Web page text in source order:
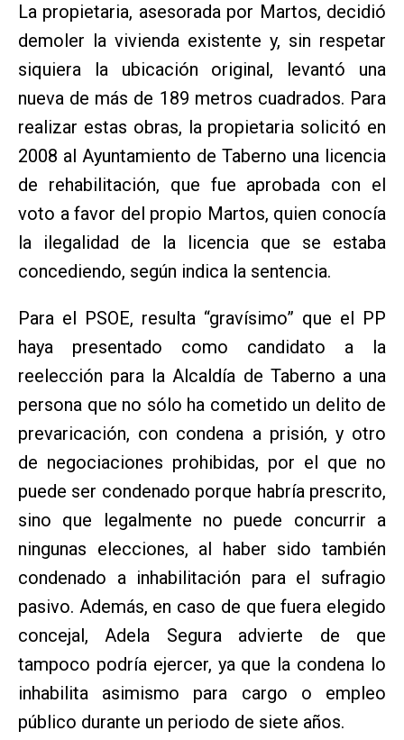
La propietaria, asesorada por Martos, decidió
demoler la vivienda existente y, sin respetar
siquiera la ubicación original, levantó una
nueva de más de 189 metros cuadrados. Para
realizar estas obras, la propietaria solicitó en
2008 al Ayuntamiento de Taberno una licencia
de rehabilitación, que fue aprobada con el
voto a favor del propio Martos, quien conocía
la ilegalidad de la licencia que se estaba
concediendo, según indica la sentencia.
Para el PSOE, resulta “gravísimo” que el PP
haya presentado como candidato a la
reelección para la Alcaldía de Taberno a una
persona que no sólo ha cometido un delito de
prevaricación, con condena a prisión, y otro
de negociaciones prohibidas, por el que no
puede ser condenado porque habría prescrito,
sino que legalmente no puede concurrir a
ningunas elecciones, al haber sido también
condenado a inhabilitación para el sufragio
pasivo. Además, en caso de que fuera elegido
concejal, Adela Segura advierte de que
tampoco podría ejercer, ya que la condena lo
inhabilita asimismo para cargo o empleo
público durante un periodo de siete años.